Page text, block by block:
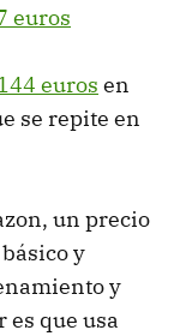
euros
euros en
se repite en
un precio
y
y
es que usa